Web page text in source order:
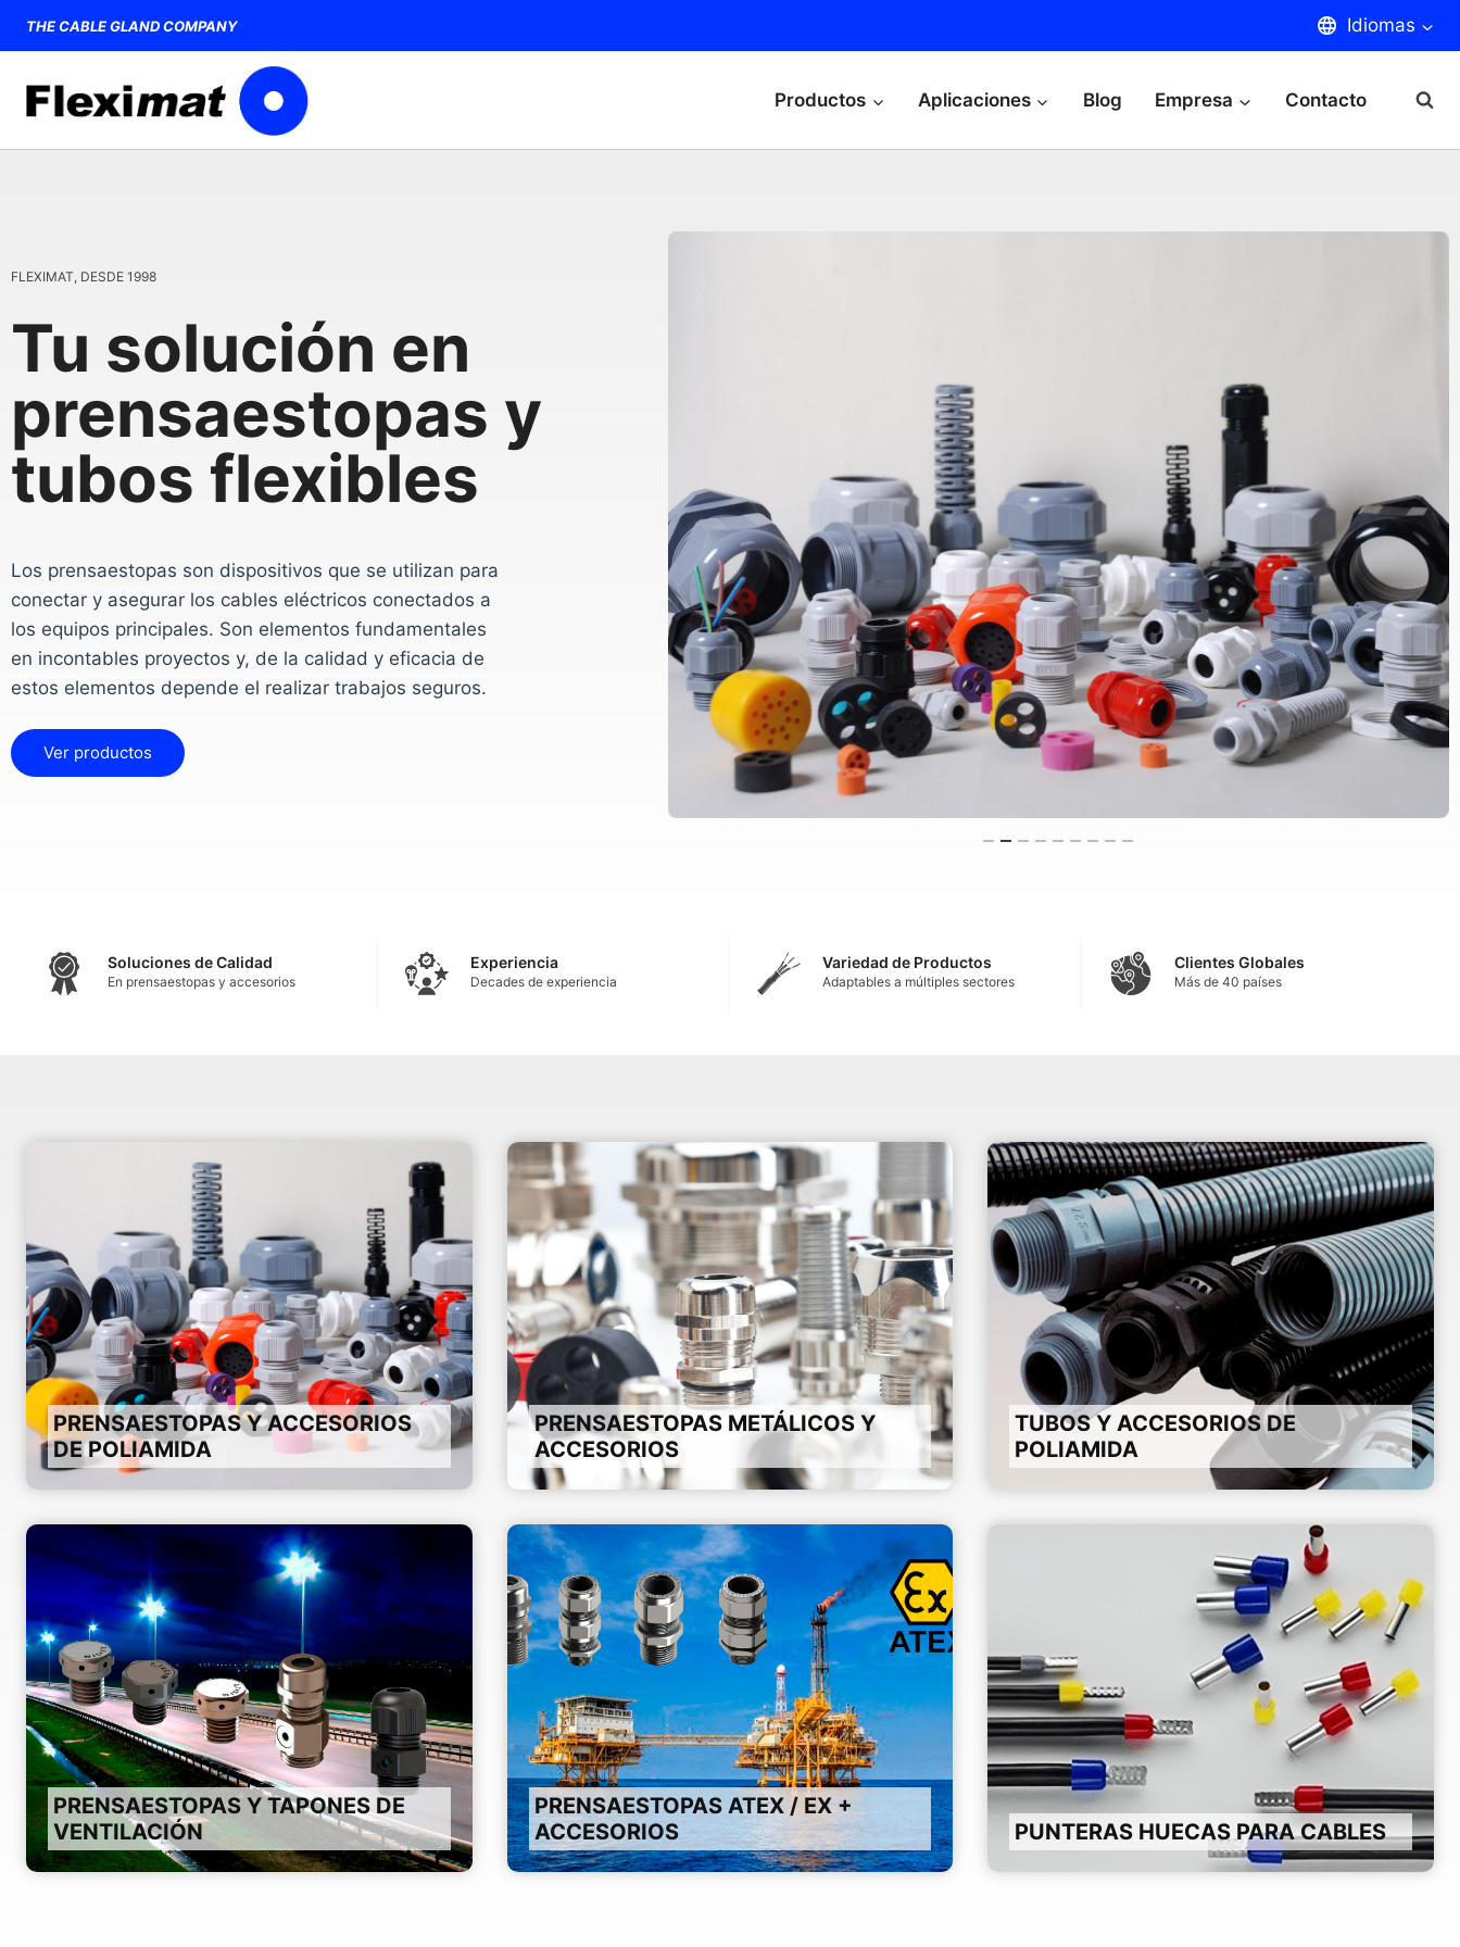
THE CABLE GLAND COMPANY Idiomas
Productos Aplicaciones Blog Empresa Contacto
FLEXIMAT, DESDE 1998
Tu solución en
prensaestopas y
tubos flexibles
Los prensaestopas son dispositivos que se utilizan para
conectar y asegurar los cables eléctricos conectados a
los equipos principales. Son elementos fundamentales
en incontables proyectos y, de la calidad y eficacia de
estos elementos depende el realizar trabajos seguros.
Ver productos
Soluciones de Calidad
En prensaestopas y accesorios
Experiencia
Decades de experiencia
Variedad de Productos
Adaptables a múltiples sectores
Clientes Globales
Más de 40 países
PRENSAESTOPAS Y ACCESORIOS
DE POLIAMIDA
PRENSAESTOPAS METÁLICOS Y
ACCESORIOS
TUBOS Y ACCESORIOS DE
POLIAMIDA
PRENSAESTOPAS Y TAPONES DE
VENTILACIÓN
PRENSAESTOPAS ATEX / EX +
ACCESORIOS
PUNTERAS HUECAS PARA CABLES